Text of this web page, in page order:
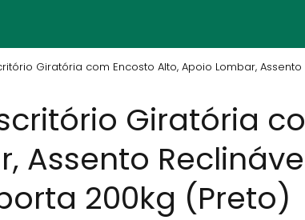
Giratória com Encosto Alto, Apoio Lombar,
Giratória
Assento
200kg (Preto)